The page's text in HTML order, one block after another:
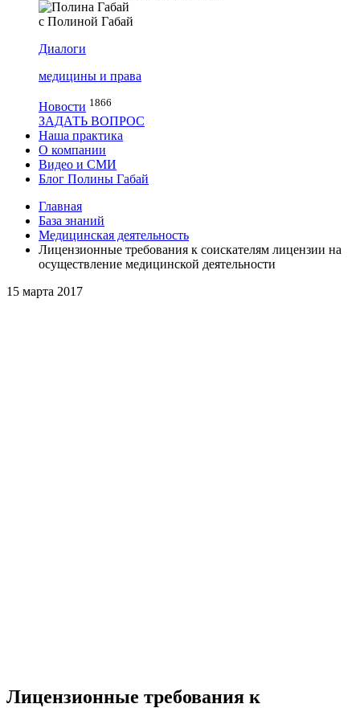
с Полиной Габай
Диалоги
медицины и права
Новости 1866
ЗАДАТЬ ВОПРОС
Наша практика
О компании
Видео и СМИ
Блог Полины Габай
Главная
База знаний
Медицинская деятельность
Лицензионные требования к соискателям лицензии на
осуществление медицинской деятельности
15 марта 2017
Лицензионные требования к